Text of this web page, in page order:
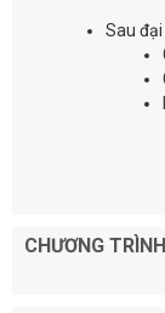
Sau
CHƯƠNG